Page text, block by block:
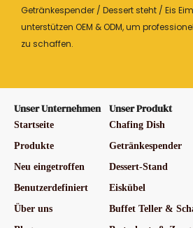
Getränkespender / Dessert steht / Eis
unterstützen OEM & ODM, um
zu schaffen.
Unser Unternehmen
Startseite
Produkte
Neu eingetroffen
Benutzerdefiniert
Über uns
Unser Produkt
Chafing Dish
Getränkespender
Dessert-Stand
Eiskübel
Buffet Teller &